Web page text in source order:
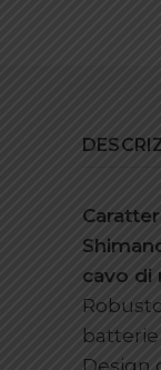
cavo di
batterie